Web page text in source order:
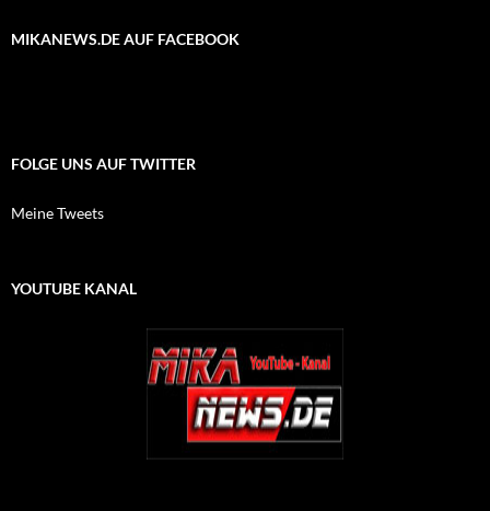
MIKANEWS.DE AUF FACEBOOK
FOLGE UNS AUF TWITTER
Meine Tweets
YOUTUBE KANAL